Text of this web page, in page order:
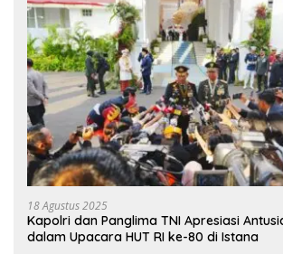
18 Agustus 2025
Kapolri dan Panglima TNI Apresiasi
dalam Upacara HUT RI ke-80 di Istana